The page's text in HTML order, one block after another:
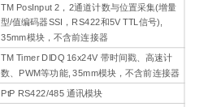
TM PosInput 2，2通道计数与位置采集(增量
型/值编码器SSI，RS422和5V TTL信号),
35mm模块，不含前连接器
TM Timer DIDQ 16x24V 带时间戳、高速计
数、PWM等功能, 35mm模块，不含前连接器
PtP RS422/485 通讯模块